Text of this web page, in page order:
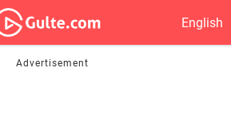
English